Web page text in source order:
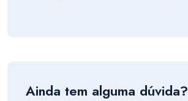
Ainda tem alguma dúvida?